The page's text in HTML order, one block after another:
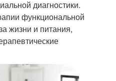
диагностики.
функциональной
жизни и питания,